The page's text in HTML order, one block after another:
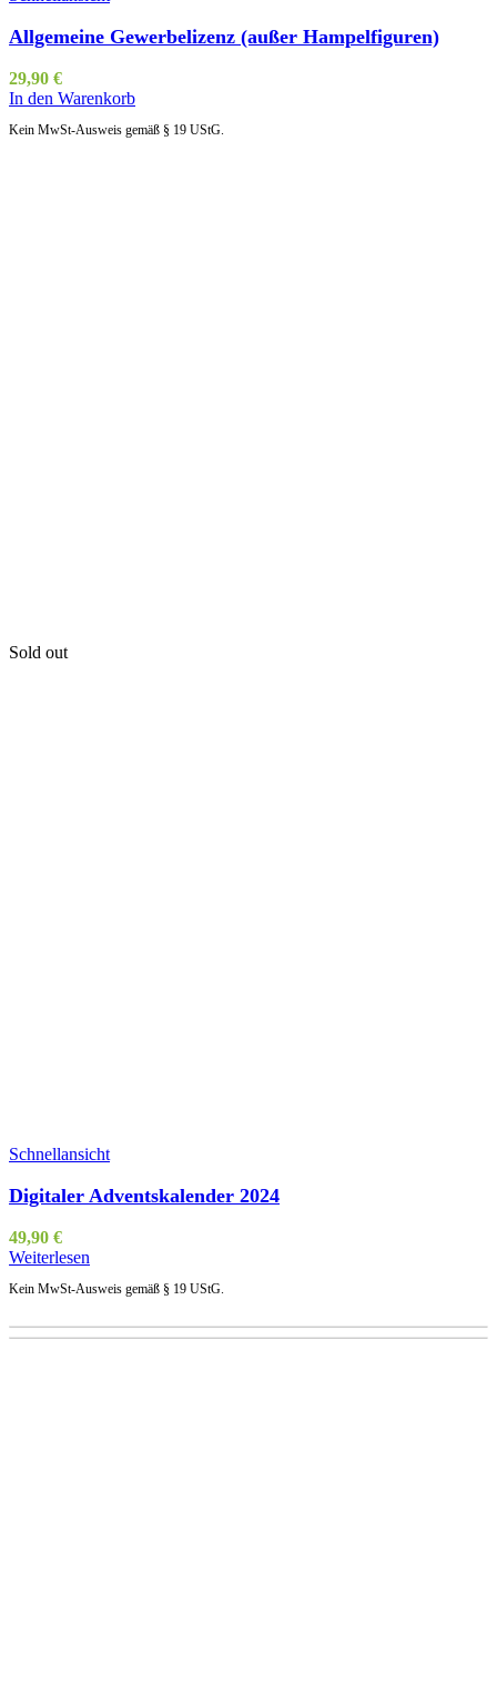
Allgemeine Gewerbelizenz (außer Hampelfiguren)
29,90 €
In den Warenkorb
Kein MwSt-Ausweis gemäß § 19 UStG.
Sold out
Schnellansicht
Digitaler Adventskalender 2024
49,90 €
Weiterlesen
Kein MwSt-Ausweis gemäß § 19 UStG.